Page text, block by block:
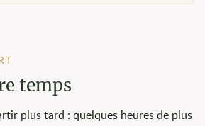
temps
plus tard : quelques heures de plus